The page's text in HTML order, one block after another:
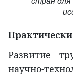
Развитие
научно-